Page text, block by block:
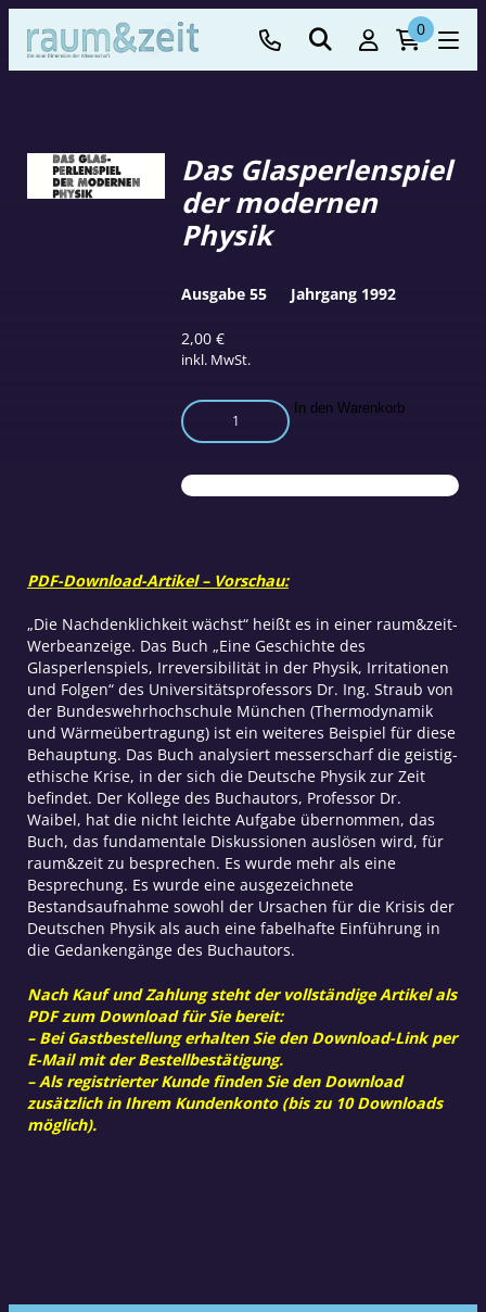
0
Das Glasperlenspiel
der modernen
Physik
2,00€
inkl. MwSt.
Das
Glasperlenspiel
modernen
Physik
In den Warenkorb
Ausgabe 55 Jahrgang 1992
PDF-Download-Artikel – Vorschau:
„Die Nachdenklichkeit wächst“ heißt es in einer raum&zeit-
Werbeanzeige. Das Buch „Eine Geschichte des
Glasperlenspiels, Irreversibilität in der Physik, Irritationen
und Folgen“ des Universitätsprofessors Dr. Ing. Straub von
der Bundeswehrhochschule München (Thermodynamik
und Wärmeübertragung) ist ein weiteres Beispiel für diese
Behauptung. Das Buch analysiert messerscharf die geistig-
ethische Krise, in der sich die Deutsche Physik zur Zeit
befindet. Der Kollege des Buchautors, Professor Dr.
Waibel, hat die nicht leichte Aufgabe übernommen, das
Buch, das fundamentale Diskussionen auslösen wird, für
raum&zeit zu besprechen. Es wurde mehr als eine
Besprechung. Es wurde eine ausgezeichnete
Bestandsaufnahme sowohl der Ursachen für die Krisis der
Deutschen Physik als auch eine fabelhafte Einführung in
die Gedankengänge des Buchautors.
Nach Kauf und Zahlung steht der vollständige Artikel als
PDF zum Download für Sie bereit:
– Bei Gastbestellung erhalten Sie den Download-Link per
E-Mail mit der Bestellbestätigung.
– Als registrierter Kunde finden Sie den Download
zusätzlich in Ihrem Kundenkonto (bis zu 10 Downloads
möglich).